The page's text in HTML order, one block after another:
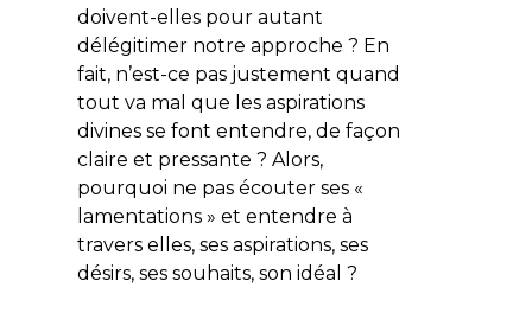
doivent-elles pour autant
délégitimer notre approche ? En
fait, n’est-ce pas justement quand
tout va mal que les aspirations
divines se font entendre, de façon
claire et pressante ? Alors,
pourquoi ne pas écouter ses «
lamentations » et entendre à
travers elles, ses aspirations, ses
désirs, ses souhaits, son idéal ?